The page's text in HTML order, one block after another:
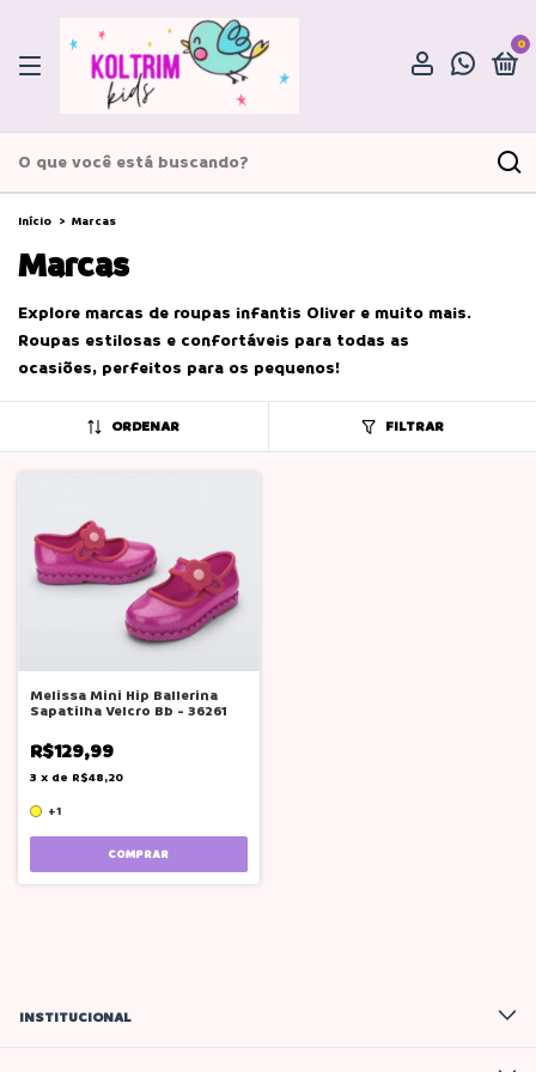
0
Início > Marcas
Marcas
Explore marcas de roupas infantis Oliver e muito mais.
Roupas estilosas e confortáveis para todas as
ocasiões, perfeitos para os pequenos!
ORDENAR FILTRAR
Melissa Mini Hip Ballerina
Sapatilha Velcro Bb - 36261
R$129,99
3 x de R$48,20
+1
COMPRAR
INSTITUCIONAL